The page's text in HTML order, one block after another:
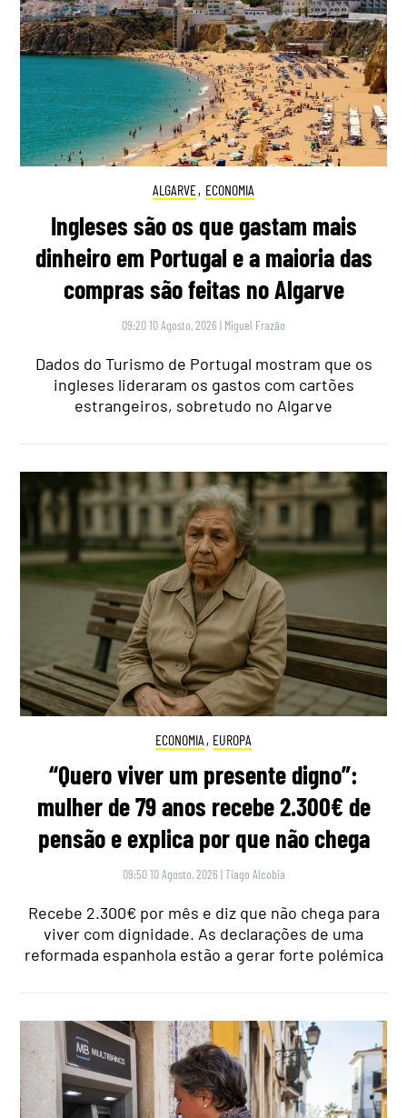
ALGARVE, ECONOMIA
Ingleses são os que gastam mais
dinheiro em Portugal e a maioria das
compras são feitas no Algarve
09:20 10 Agosto, 2026 | Miguel Frazão
Dados do Turismo de Portugal mostram que os
ingleses lideraram os gastos com cartões
estrangeiros, sobretudo no Algarve
ECONOMIA , EUROPA
“Quero viver um presente digno”:
mulher de 79 anos recebe 2.300€ de
pensão e explica por que não chega
09:50 10 Agosto, 2026 |Tiago Alcobia
Recebe 2.300€ por mês e diz que não chega para
viver com dignidade. As declarações de uma
reformada espanhola estão a gerar forte polémica